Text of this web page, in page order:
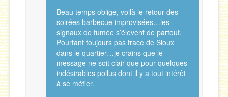
Beau temps oblige, voilà le retour des
soirées barbecue improvisées…les
signaux de fumée s’élevent de partout.
Pourtant toujours pas trace de Sioux
dans le quartier…je crains que le
message ne soit clair que pour quelques
indésirables poilus dont il y a tout intérêt
à se méfier.